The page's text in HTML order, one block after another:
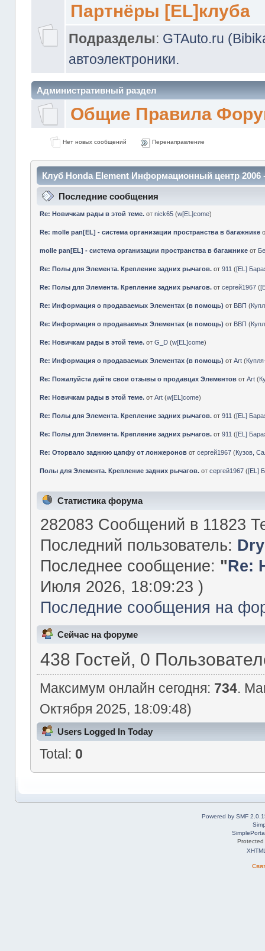
Партнёры [EL]клуба
Подразделы: GTAuto.ru
автоэлектроники.
Административный раздел
Общие Правила
Нет новых сообщений Перенаправление
Клуб Honda Element Информационный центр
Последние сообщения
Re: Новичкам рады в этой теме. отnick65 (w[EL]come)
Re: molle pan[EL] - система организации пространства в багажнике
molle pan[EL] - система организации пространства в багажнике от
Re: Полы для Элемента. Крепление задних рычагов. от911 ([EL]
Re: Полы для Элемента. Крепление задних рычагов. отсергей1967 (
Re: Информация о продаваемых Элементах (в помощь) от ВВП (
Re: Информация о продаваемых Элементах (в помощь) от ВВП (
Re: Новичкам рады в этой теме. отG_D (w[EL]come)
Re: Информация о продаваемых Элементах (в помощь) отArt (
Re: Пожалуйста дайте свои отзывы о продавцах Элементов отArt (
Re: Новичкам рады в этой теме. отArt (w[EL]come)
Re: Полы для Элемента. Крепление задних рычагов. от911 ([EL]
Re: Полы для Элемента. Крепление задних рычагов. от911 ([EL]
Re: Оторвало заднюю цапфу от лонжеронов отсергей1967 (Кузов,
Полы для Элемента. Крепление задних рычагов. отсергей1967 ([EL]
Статистика форума
282083 Сообщений в 11823
Последний пользователь: Dry
Последнее сообщение: "Re:
Июля 2026, 18:09:23 )
Последние сообщения на
Сейчас на форуме
438 Гостей, 0
Максимум онлайн сегодня: 734.
Октября 2025, 18:09:48)
Users Logged In Today
Total: 0
Powered by SMF